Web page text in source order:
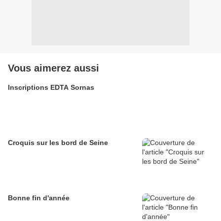
Vous aimerez aussi
Inscriptions EDTA Sornas
Croquis sur les bord de Seine
Bonne fin d'année